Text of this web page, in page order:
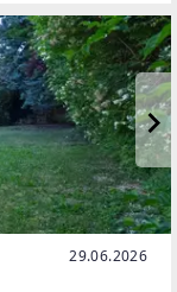
29.06.2026